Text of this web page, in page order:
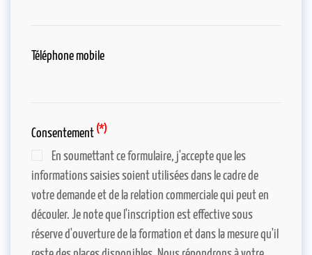
Téléphone mobile
Consentement (*)
En soumettant ce formulaire, j'accepte que les
informations saisies soient utilisées dans le cadre de
votre demande et de la relation commerciale qui peut en
découler. Je note que l'inscription est effective sous
réserve d'ouverture de la formation et dans la mesure qu'il